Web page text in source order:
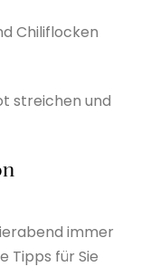
Chiliflocken
streichen und
immer
Tipps für Sie